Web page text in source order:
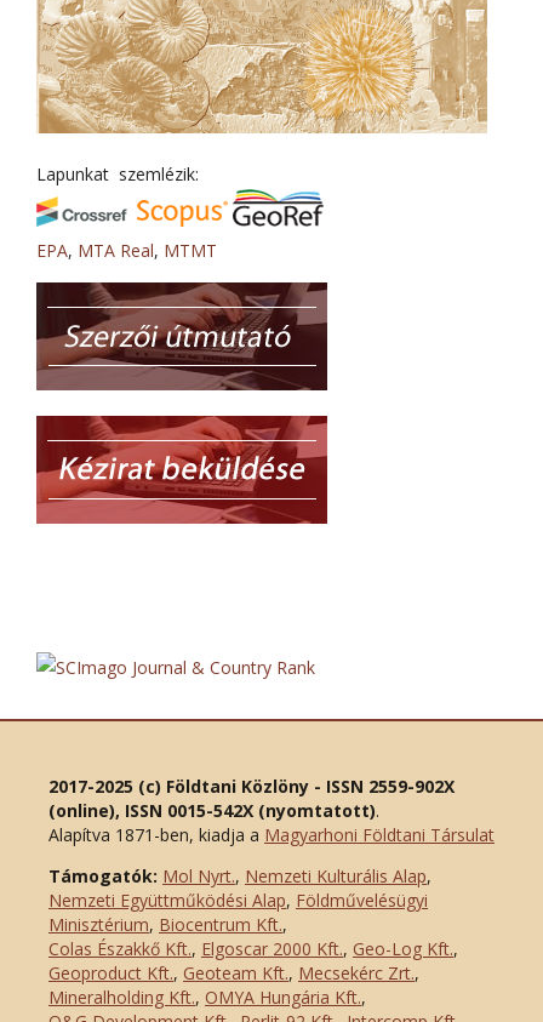
Lapunkat szemlézik:
EPA, MTA Real, MTMT
2017-2025 (c) Földtani Közlöny - ISSN 2559-902X
(online), ISSN 0015-542X (nyomtatott).
Alapítva 1871-ben, kiadja a Magyarhoni Földtani Társulat
Támogatók: Mol Nyrt., Nemzeti Kulturális Alap,
Nemzeti Együttműködési Alap, Földművelésügyi
Minisztérium, Biocentrum Kft.,
Colas Északkő Kft., Elgoscar 2000 Kft., Geo-Log Kft.,
Geoproduct Kft., Geoteam Kft., Mecsekérc Zrt.,
Mineralholding Kft., OMYA Hungária Kft.,